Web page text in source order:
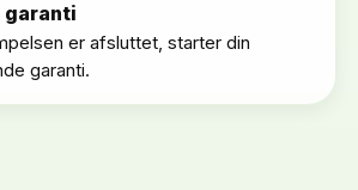
garanti
er afsluttet, starter din
garanti.